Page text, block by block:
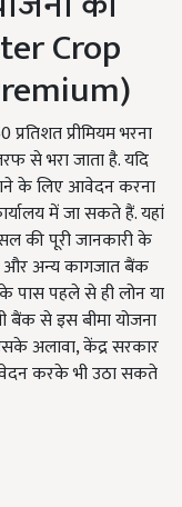
Crop
प्रीमियम भरना
से भरा जाता है. यदि
के लिए आवेदन करना
में जा सकते हैं. यहां
की पूरी जानकारी के
और अन्‍य कागजात बैंक
पास पहले से ही लोन या
बैंक से इस बीमा योजना
अलावा, केंद्र सरकार
करके भी उठा सकते